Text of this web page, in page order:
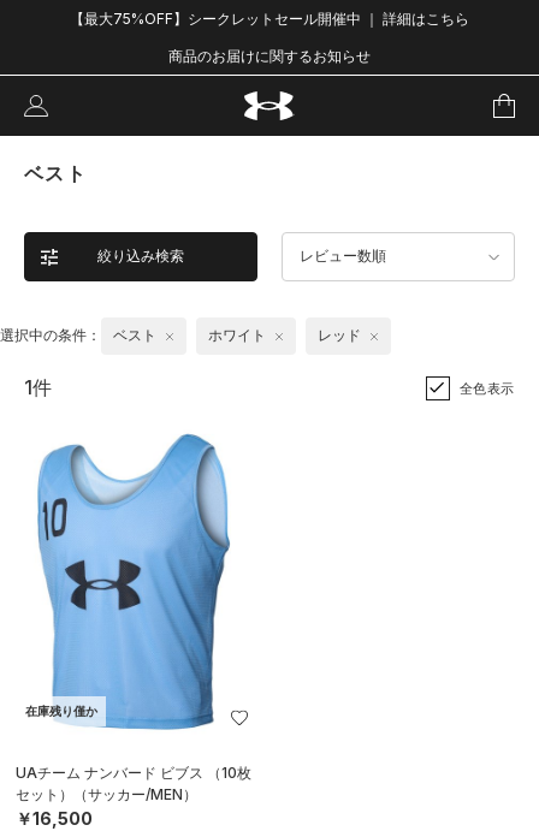
【最大75%OFF】シークレットセール開催中 ｜ 詳細はこちら
商品のお届けに関するお知らせ
ベスト
絞り込み検索 レビュー数順
選択中の条件： ベスト ホワイト レッド
1件 全色表示
在庫残り僅か
UAチーム ナンバード ビブス （10枚
セット）（サッカー/MEN）
￥16,500